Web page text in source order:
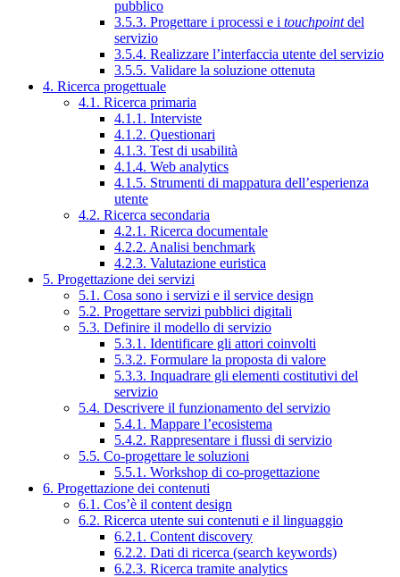
pubblico
3.5.3. Progettare i processi e i touchpointdel
servizio
3.5.4. Realizzare l’interfaccia utente del servizio
3.5.5. Validare la soluzione ottenuta
4. Ricerca progettuale
4.1. Ricerca primaria
4.1.1. Interviste
4.1.2. Questionari
4.1.3. Test di usabilità
4.1.4. Web analytics
4.1.5. Strumenti di mappatura dell’esperienza
utente
4.2. Ricerca secondaria
4.2.1. Ricerca documentale
4.2.2. Analisi benchmark
4.2.3. Valutazione euristica
5. Progettazione dei servizi
5.1. Cosa sono i servizi e il service design
5.2. Progettare servizi pubblici digitali
5.3. Definire il modello di servizio
5.3.1. Identificare gli attori coinvolti
5.3.2. Formulare la proposta di valore
5.3.3. Inquadrare gli elementi costitutivi del
servizio
5.4. Descrivere il funzionamento del servizio
5.4.1. Mappare l’ecosistema
5.4.2. Rappresentare i flussi di servizio
5.5. Co-progettare le soluzioni
5.5.1. Workshop di co-progettazione
6. Progettazione dei contenuti
6.1. Cos’è il content design
6.2. Ricerca utente sui contenuti e il linguaggio
6.2.1. Content discovery
6.2.2. Dati di ricerca (search keywords)
6.2.3. Ricerca tramite analytics